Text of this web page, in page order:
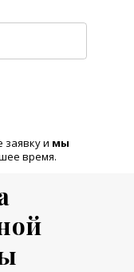
заявку и мы
время.